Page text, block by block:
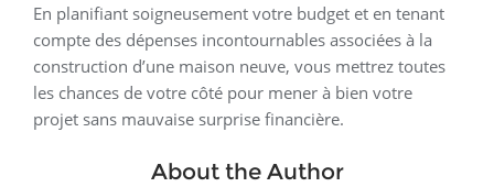
En planifiant soigneusement votre budget et en tenant
compte des dépenses incontournables associées à la
construction d’une maison neuve, vous mettrez toutes
les chances de votre côté pour mener à bien votre
projet sans mauvaise surprise financière.
About the Author